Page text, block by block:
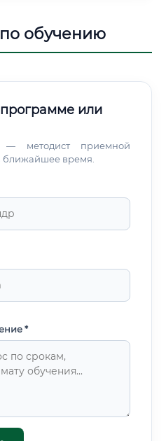
по обучению
или
— методист приемной
ближайшее время.
*